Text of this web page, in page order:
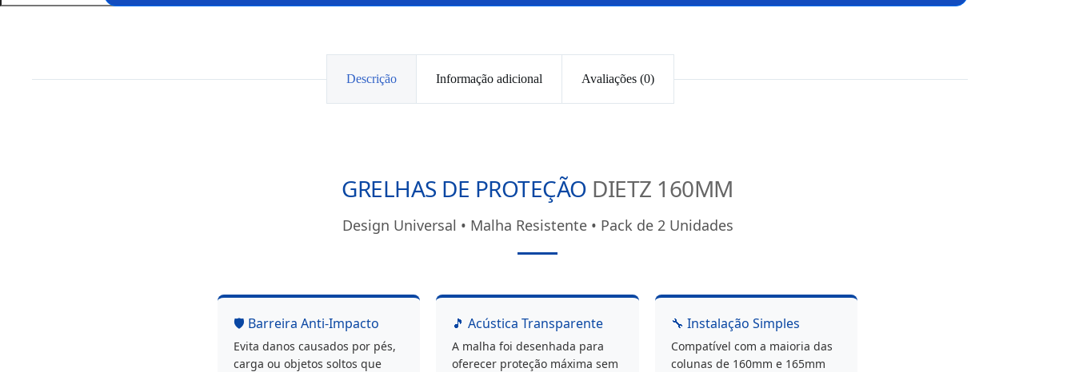
COLUNA
Descrição Informação adicional Avaliações (0)
GRELHAS DE PROTEÇÃO DIETZ 160MM
Design Universal • Malha Resistente • Pack de 2 Unidades
🛡️ Barreira Anti-Impacto
Evita danos causados por pés,
carga ou objetos soltos que
🎵 Acústica Transparente
A malha foi desenhada para
oferecer proteção máxima sem
🔧 Instalação Simples
Compatível com a maioria das
colunas de 160mm e 165mm